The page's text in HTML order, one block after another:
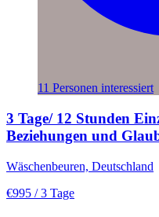
11 Personen interessiert
3 Tage/ 12 Stunden
Beziehungen und
Wäschenbeuren, Deutschland
€995 / 3 Tage